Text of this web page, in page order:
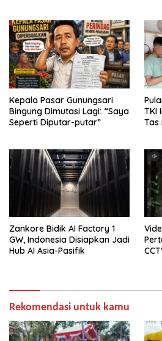
Kepala Pasar Gunungsari
Bingung Dimutasi Lagi: “Saya
Seperti Diputar-putar”
TKI
Tas
Zankore Bidik AI Factory 1
GW, Indonesia Disiapkan Jadi
Hub AI Asia-Pasifik
Rekomendasi untuk kamu